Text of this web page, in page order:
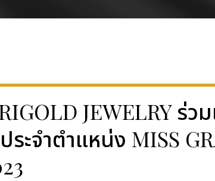
JEWELRY ร่ว
ะจำตำแหน่ง MISS